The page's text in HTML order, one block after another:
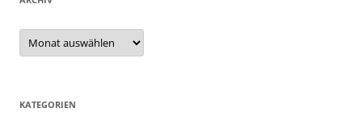
KATEGORIEN